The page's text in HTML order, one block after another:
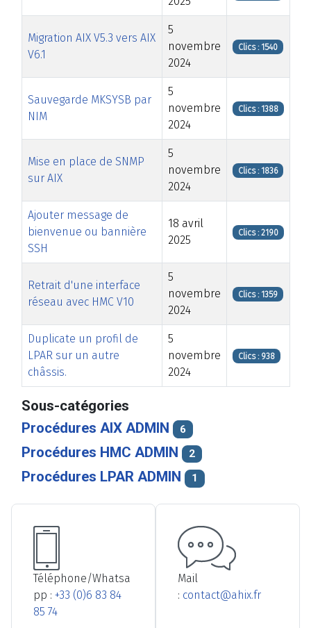
Migration AIX V5.3 vers AIX
V6.1
5
novembre
2024
Clics : 1540
Sauvegarde MKSYSB par
NIM
5
novembre
2024
Clics : 1388
Mise en place de SNMP
sur AIX
5
novembre
2024
Clics : 1836
Ajouter message de
bienvenue ou bannière
SSH
18 avril
2025
Clics : 2190
Retrait d'une interface
réseau avec HMC V10
5
novembre
2024
Clics : 1359
Duplicate un profil de
LPAR sur un autre
châssis.
5
novembre
2024
Clics : 938
Sous-catégories
Procédures AIX ADMIN
6
Procédures HMC ADMIN 2
Procédures LPAR ADMIN 1
Téléphone/Whatsa
pp : +33 (0)6 83 84
85 74
Mail
: contact@ahix.fr